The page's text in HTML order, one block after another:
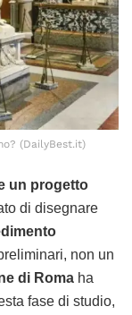
(DailyBest.it)
un progetto
di disegnare
non un
di Roma ha
fase di studio,